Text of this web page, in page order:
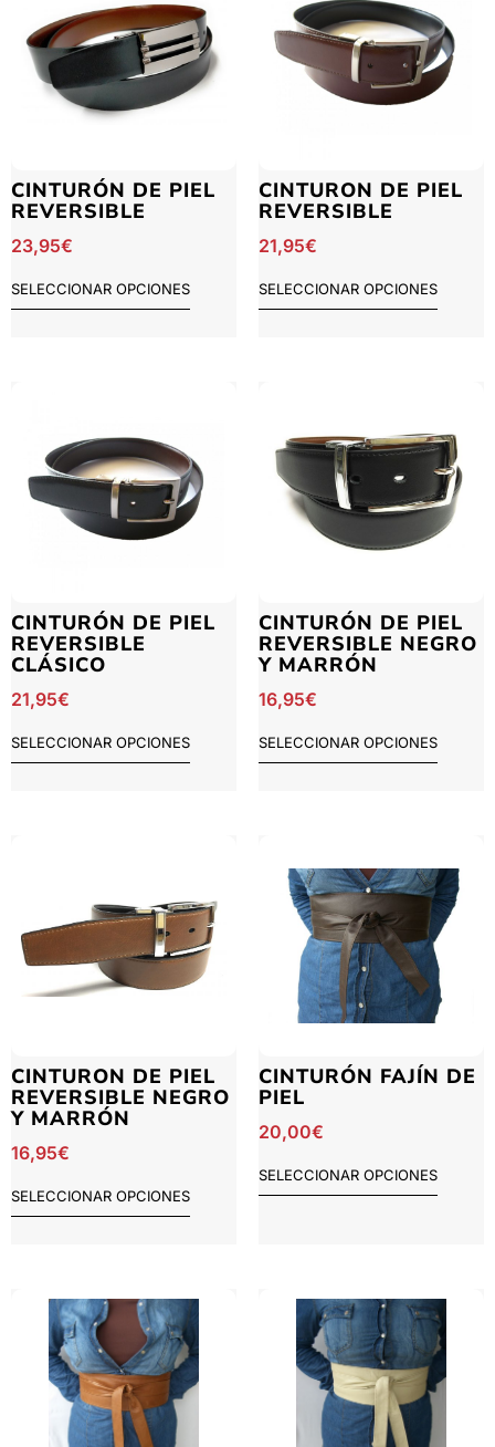
CINTURÓN DE PIEL
REVERSIBLE
23,95€
SELECCIONAR OPCIONES
CINTURON DE PIEL
REVERSIBLE
21,95€
SELECCIONAR OPCIONES
CINTURÓN DE PIEL
REVERSIBLE
CLÁSICO
21,95€
SELECCIONAR OPCIONES
CINTURÓN DE PIEL
REVERSIBLE NEGRO
Y MARRÓN
16,95€
SELECCIONAR OPCIONES
CINTURON DE PIEL
REVERSIBLE NEGRO
Y MARRÓN
16,95€
SELECCIONAR OPCIONES
CINTURÓN FAJÍN DE
PIEL
20,00€
SELECCIONAR OPCIONES